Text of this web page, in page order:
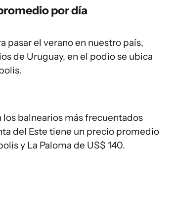
por día
pasar el verano en nuestro país,
de Uruguay, en el podio se ubica
balnearios más frecuentados
del Este tiene un precio promedio
y La Paloma de US$ 140.